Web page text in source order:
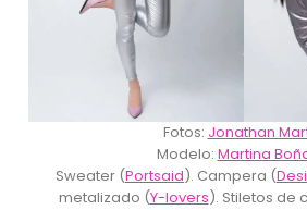
Fotos: Jonathan
Modelo: Martina
Sweater (Portsaid). Campera (
metalizado (Y-lovers). Stiletos de